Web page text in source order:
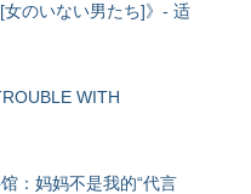
のいない男たち]》- 适
WITH
：妈妈不是我的“代言